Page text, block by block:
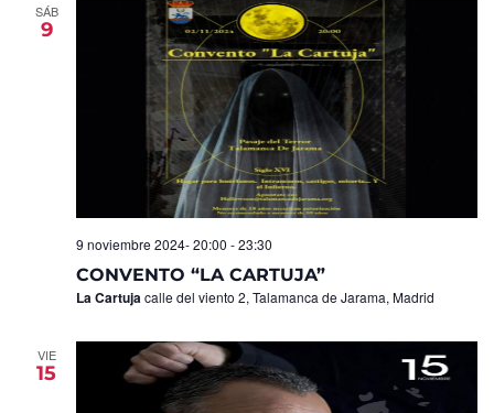
SÁB
9
CONVENTO “LA CARTUJA”
9 noviembre 2024- 20:00 -23:30
La Cartujacalle del viento 2, Talamanca de Jarama, Madrid
VIE
15